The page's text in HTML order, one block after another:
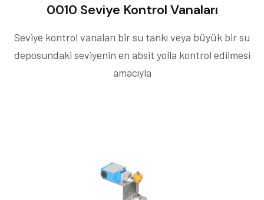
0010 Seviye Kontrol Vanaları
Seviye kontrol vanaları bir su tankı veya büyük bir su
deposundaki seviyenin en absit yolla kontrol edilmesi
amacıyla